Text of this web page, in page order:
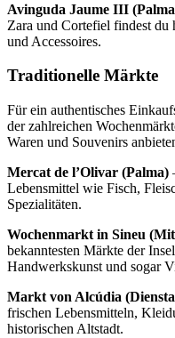
Avinguda Jaume III
Zara und Cortefiel findest du
und Accessoires.
Traditionelle Märkte
Für ein authentisches
der zahlreichen
Waren und Souvenirs
Mercat de l’Olivar (Palma)
Lebensmittel wie Fisch,
Spezialitäten.
Wochenmarkt in Sineu
bekanntesten Märkte der
Handwerkskunst und sogar
Markt von Alcúdia
frischen Lebensmitteln,
historischen Altstadt.